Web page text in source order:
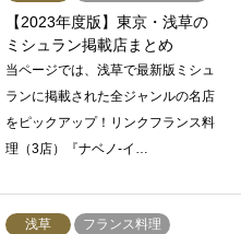
【2023年度版】東京・浅草の
ミシュラン掲載店まとめ
当ページでは、浅草で最新版ミシュ
ランに掲載された全ジャンルの名店
をピックアップ！リンクフランス料
理（3店）『ナベノ-イ…
浅草 フランス料理